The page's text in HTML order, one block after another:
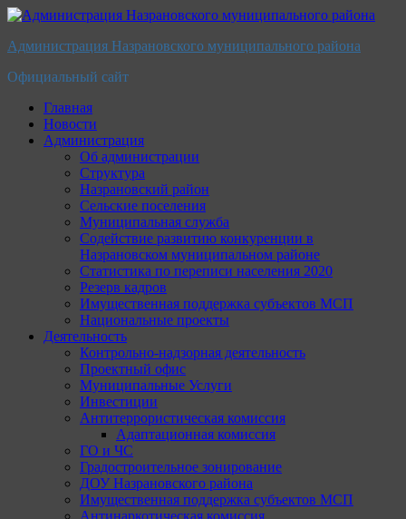
Перейти
содержимому
Администрация Назрановского муниципального района
Официальный сайт
Главная
Новости
Администрация
Об администрации
Структура
Назрановский район
Сельские поселения
Муниципальная служба
Содействие развитию конкуренции в
Назрановском муниципальном районе
Статистика по переписи населения 2020
Резерв кадров
Имущественная поддержка субъектов МСП
Национальные проекты
Деятельность
Контрольно-надзорная деятельность
Проектный офис
Муниципальные Услуги
Инвестиции
Антитеррористическая комиссия
Адаптационная комиссия
ГО и ЧС
Градостроительное зонирование
ДОУ Назрановского района
Имущественная поддержка субъектов МСП
Антинаркотическая комиссия